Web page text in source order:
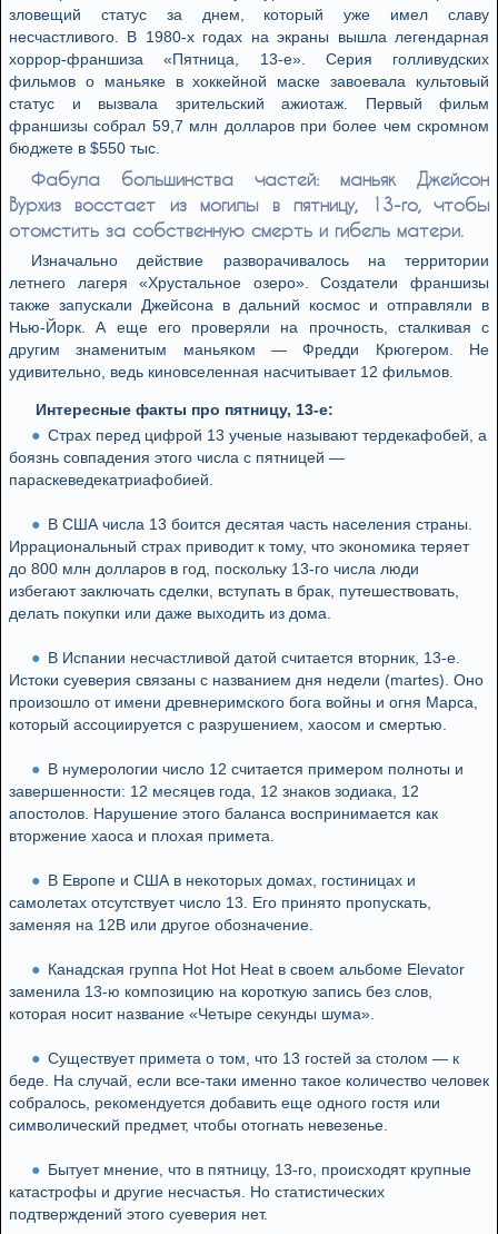
зловещий статус за днем, который уже имел славу
несчастливого. В 1980-х годах на экраны вышла легендарная
хоррор-франшиза «Пятница, 13-е». Серия голливудских
фильмов о маньяке в хоккейной маске завоевала культовый
статус и вызвала зрительский ажиотаж. Первый фильм
франшизы собрал 59,7 млн долларов при более чем скромном
бюджете в $550 тыс.
Фабула большинства частей: маньяк Джейсон
Вурхиз восстает из могилы в пятницу, 13-го, чтобы
отомстить за собственную смерть и гибель матери.
Изначально действие разворачивалось на территории
летнего лагеря «Хрустальное озеро». Создатели франшизы
также запускали Джейсона в дальний космос и отправляли в
Нью-Йорк. А еще его проверяли на прочность, сталкивая с
другим знаменитым маньяком — Фредди Крюгером. Не
удивительно, ведь киновселенная насчитывает 12 фильмов.
Интересные факты про пятницу, 13-е:
Страх перед цифрой 13 ученые называют тердекафобей, а
боязнь совпадения этого числа с пятницей —
параскеведекатриафобией.
В США числа 13 боится десятая часть населения страны.
Иррациональный страх приводит к тому, что экономика теряет
до 800 млн долларов в год, поскольку 13-го числа люди
избегают заключать сделки, вступать в брак, путешествовать,
делать покупки или даже выходить из дома.
В Испании несчастливой датой считается вторник, 13-е.
Истоки суеверия связаны с названием дня недели (martes). Оно
произошло от имени древнеримского бога войны и огня Марса,
который ассоциируется с разрушением, хаосом и смертью.
В нумерологии число 12 считается примером полноты и
завершенности: 12 месяцев года, 12 знаков зодиака, 12
апостолов. Нарушение этого баланса воспринимается как
вторжение хаоса и плохая примета.
В Европе и США в некоторых домах, гостиницах и
самолетах отсутствует число 13. Его принято пропускать,
заменяя на 12В или другое обозначение.
Канадская группа Hot Hot Heat в своем альбоме Elevator
заменила 13-ю композицию на короткую запись без слов,
которая носит название «Четыре секунды шума».
Существует примета о том, что 13 гостей за столом — к
беде. На случай, если все-таки именно такое количество человек
собралось, рекомендуется добавить еще одного гостя или
символический предмет, чтобы отогнать невезенье.
Бытует мнение, что в пятницу, 13-го, происходят крупные
катастрофы и другие несчастья. Но статистических
подтверждений этого суеверия нет.